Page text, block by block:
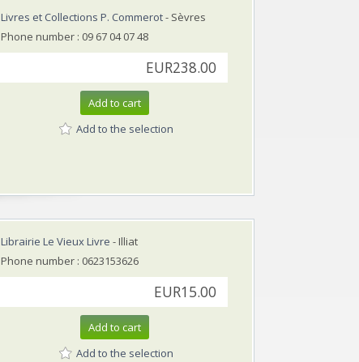
Livres et Collections P. Commerot- Sèvres
Phone number : 09 67 04 07 48
EUR238.00
Add to cart
Add to the selection
Librairie Le Vieux Livre - Illiat
Phone number : 0623153626
EUR15.00
Add to cart
Add to the selection